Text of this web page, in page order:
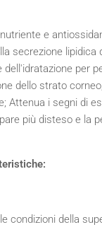
e
secrezione lipidica
dell'idratazione per
dello strato
Attenua i segni di
più disteso e la
condizioni della